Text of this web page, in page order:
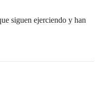
siguen ejerciendo y han